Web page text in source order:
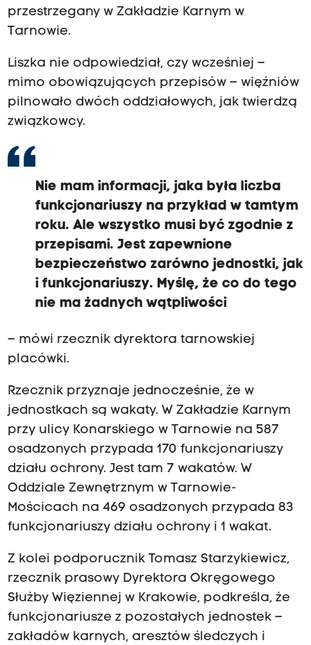
przestrzegany w Zakładzie Karnym w
Tarnowie.
Liszka nie odpowiedział, czy wcześniej –
mimo obowiązujących przepisów – więźniów
pilnowało dwóch oddziałowych, jak twierdzą
związkowcy.
Nie mam informacji, jaka była liczba
funkcjonariuszy na przykład w tamtym
roku. Ale wszystko musi być zgodnie z
przepisami. Jest zapewnione
bezpieczeństwo zarówno jednostki, jak
i funkcjonariuszy. Myślę, że co do tego
nie ma żadnych wątpliwości
– mówi rzecznik dyrektora tarnowskiej
placówki.
Rzecznik przyznaje jednocześnie, że w
jednostkach są wakaty. W Zakładzie Karnym
przy ulicy Konarskiego w Tarnowie na 587
osadzonych przypada 170 funkcjonariuszy
działu ochrony. Jest tam 7 wakatów. W
Oddziale Zewnętrznym w Tarnowie-
Mościcach na 469 osadzonych przypada 83
funkcjonariuszy działu ochrony i 1 wakat.
Z kolei podporucznik Tomasz Starzykiewicz,
rzecznik prasowy Dyrektora Okręgowego
Służby Więziennej w Krakowie, podkreśla, że
funkcjonariusze z pozostałych jednostek –
zakładów karnych, aresztów śledczych i